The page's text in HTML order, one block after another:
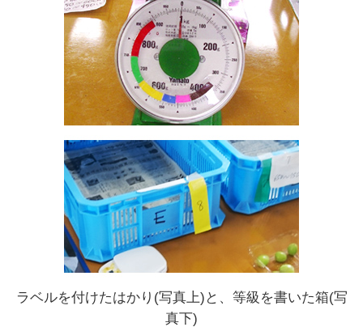
ラベルを付けたはかり(写真上)と、等級を書いた箱(写
真下)